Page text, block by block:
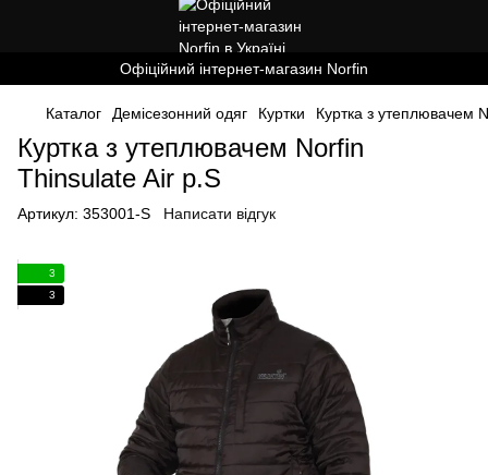
Офіційний інтернет-магазин Norfin
Каталог Демісезонний одяг Куртки Куртка з утеплювачем
Куртка з утеплювачем Norfin
Thinsulate Air р.S
Артикул: 353001-S Написати відгук
3
3